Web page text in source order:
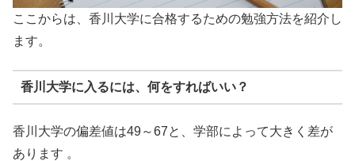
ここからは、香川大学に合格するための勉強方法を紹介し
ます。
香川大学に入るには、何をすればいい？
香川大学の偏差値は49～67と、学部によって大きく差が
あります 。